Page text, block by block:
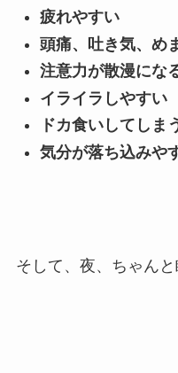
疲れやすい
頭痛、吐き気、め
注意力が散漫にな
イライラしやすい
ドカ食いしてしま
気分が落ち込みや
そして、夜、ちゃん